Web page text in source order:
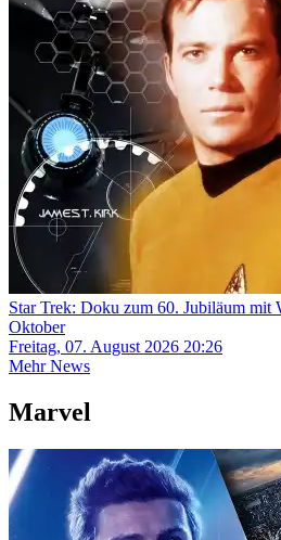
Star Trek: Doku zum 60. Jubiläum mit
Oktober
Freitag, 07. August 2026 20:26
Mehr News
Marvel